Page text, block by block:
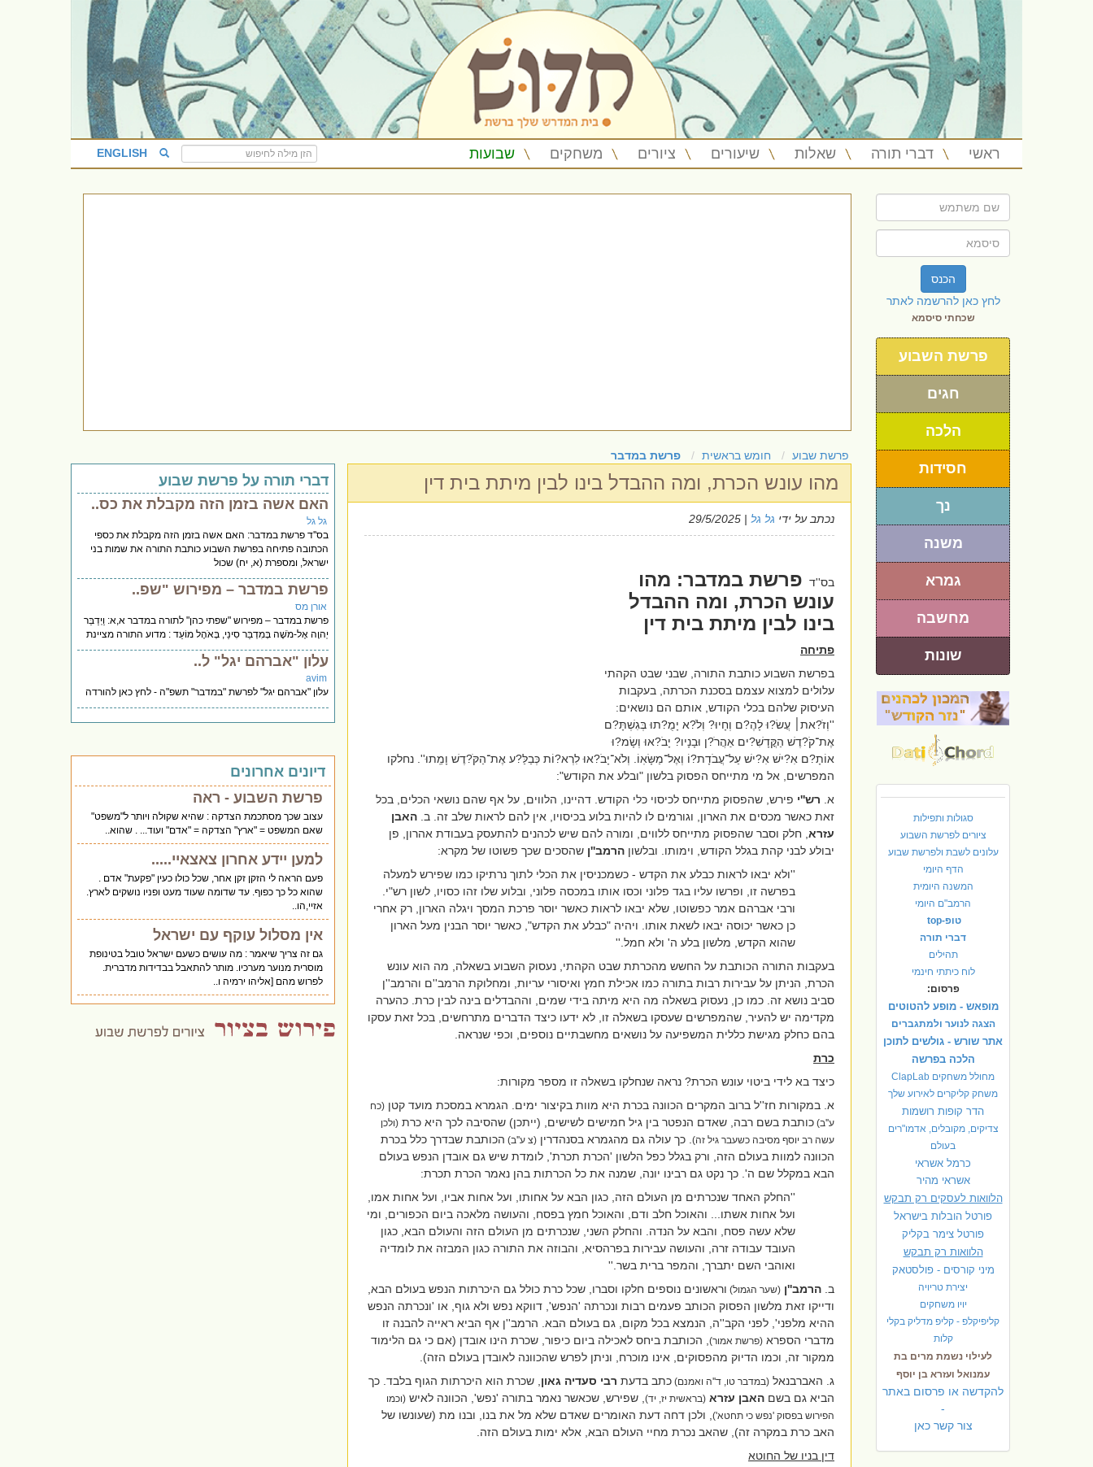
ראשי דברי תורה שאלות שיעורים ציורים משחקים שבועות ENGLISH
הכנס
לחץ כאן להרשמה לאתר
שכחתי סיסמא
פרשת השבוע
חגים
הלכה
חסידות
נך
משנה
גמרא
מחשבה
שונות
סגולות ותפילות
ציורים לפרשת השבוע
עלונים לשבת ולפרשת שבוע
הדף היומי
המשנה היומית
הרמב"ם היומי
טופ-top
דברי תורה
תהילים
לוח כיתתי חינמי
פרסום:
מופאש - מופע להטוטים
הצגה לנוער ולמתגברים
אתר שורש - גולשים לתוכן
הלכה בפרשה
מחולל משחקים ClapLab
משחק קליקרים לאירוע שלך
הדר קופות רושמות
צדיקים, מקובלים, אדמו"רים
בעולם
כרמל אשראי
אשראי מהיר
הלוואות לעסקים רק תבקש
פורטל הובלות בישראל
פורטל צימר בקליק
הלוואות רק תבקש
מיני קורסים - פולסטאק
יצירת טריויה
יויו משחקים
קליפיקלפ - קליפ מדליק בקלי
קלות
לעילוי נשמת מרים בת
עמנואל ועזרא בן יוסף
להקדשה או פרסום באתר
-
צור קשר כאן
פרשת שבוע חומש בראשית פרשת במדבר
מהו עונש הכרת, ומה ההבדל בינו לבין מיתת בית דין
נכתב על ידי גל גל | 29/5/2025
בס''ד פרשת במדבר: מהו
עונש הכרת, ומה ההבדל
בינו לבין מיתת בית דין
פתיחה
בפרשת השבוע כותבת התורה, שבני שבט הקהתי
עלולים למצוא עצמם בסכנת הכרתה, בעקבות
העיסוק שלהם בכלי הקודש, אותם הם נושאים:
''וְזֹ?את׀ עֲשׂ?וּ לָהֶ?ם וְחָיוּ? וְלֹ?א יָמֻ?תוּ בְּגִשְׁתָּ?ם
אֶת־קֹ?דֶשׁ הַקֳּדָשִׁ?ים אַהֲרֹ?ן וּבָנָיו? יָבֹ?אוּ וְשָׂמ?וּ
אוֹתָ?ם אִ?ישׁ אִ?ישׁ עַל־עֲבֹדָת?וֹ וְאֶל־מַשָּׂאֽוֹ.
וְלֹא־יָבֹ?אוּ לִרְא?וֹת כְּבַלַּ?ע אֶת־הַקֹּ?דֶשׁ וָמֵֽתוּ''. נחלקו
המפרשים, אל מי מתייחס הפסוק בלשון "ובלע את הקודש":
א. רש''י פירש, שהפסוק מתייחס לכיסוי כלי הקודש. דהיינו, הלווים, על אף שהם נושאי הכלים, בכל
זאת כאשר מכסים את הארון, וגורמים לו להיות בלוע בכיסויו, אין להם לראות שלב זה. ב. האבן
עזרא , חלק וסבר שהפסוק מתייחס ללווים, ומורה להם שיש לכהנים להתעסק בעבודת אהרון, פן
יבולע לבני קהת בגלל הקודש, וימותו. ובלשון הרמב''ן שהסכים שכך פשוטו של מקרא:
''ולא יבאו לראות כבלע את הקדש - כשמכניסין את הכלי לתוך נרתיקו כמו שפירש למעלה
בפרשה זו, ופרשו עליו בגד פלוני וכסו אותו במכסה פלוני, ובלוע שלו זהו כסויו, לשון רש"י.
ורבי אברהם אמר כפשוטו, שלא יבאו לראות כאשר יוסר פרכת המסך ויגלה הארון, רק אחרי
כן כאשר יכוסה יבאו לשאת אותו. ויהיה "כבלע את הקדש", כאשר יוסר הבנין מעל הארון
שהוא הקדש, מלשון בלע ה' ולא חמל.''
בעקבות התורה הכותבת על החשש מהכרתת שבט הקהתי, נעסוק השבוע בשאלה, מה הוא עונש
הכרת, הניתן על עבירות רבות בתורה כמו אכילת חמץ ואיסורי עריות, ומחלוקת הרמב''ם והרמב''ן
סביב נושא זה. כמו כן, נעסוק בשאלה מה היא מיתה בידי שמים, וההבדלים בינה לבין כרת. כהערה
מקדימה יש להעיר, שהמפרשים שעסקו בשאלה זו, לא ידעו כיצד הדברים מתרחשים, בכל זאת עסקו
בהם כחלק מגישת כללית המשפיעה על נושאים מחשבתיים נוספים, וכפי שנראה.
כרת
כיצד בא לידי ביטוי עונש הכרת? נראה שנחלקו בשאלה זו מספר מקורות:
א. במקורות חז''ל ברוב המקרים הכוונה בכרת היא מוות בקיצור ימים. הגמרא במסכת מועד קטן (כח
ע''ב) כותבת בשם רבה, שאדם הנפטר בין גיל חמישים לשישים, (ייתכן) שהסיבה לכך היא כרת (ולכן
עשה רב יוסף מסיבה כשעבר גיל זה) . כך עולה גם מהגמרא בסנהדרין (צ ע''ב) הכותבת שבדרך כלל בכרת
הכוונה למוות בעולם הזה, ורק בגלל כפל הלשון 'הכרת תכרת', לומדת שיש גם אובדן הנפש בעולם
הבא במקלל שם ה'. כך נקט גם רבינו יונה, שמנה את כל הכרתות בהן נאמר הכרת תכרת:
''החלק האחד שנכרתים מן העולם הזה, כגון הבא על אחותו, ועל אחות אביו, ועל אחות אמו,
ועל אחות אשתו... והאוכל חלב ודם, והאוכל חמץ בפסח, והעושה מלאכה ביום הכפורים, ומי
שלא עשה פסח, והבא על הנדה.
והחלק השני, שנכרתים מן העולם הזה והעולם הבא, כגון
העובד עבודה זרה, והעושה עבירות בפרהסיא, והבוזה את התורה כגון המבזה את לומדיה
ואוהבי השם יתברך, והמפר ברית בשר. ''
ב. הרמב''ן (שער הגמול) וראשונים נוספים חלקו וסברו, שכל כרת כולל גם היכרתות הנפש בעולם הבא,
ודייקו זאת מלשון הפסוק הכותב פעמים רבות ונכרתה 'הנפש', דווקא נפש ולא גוף, או 'ונכרתה הנפש
ההיא מלפני', לפני הקב''ה, הנמצא בכל מקום, גם בעולם הבא. הרמב''ן אף הביא ראייה להבנה זו
מדברי הספרא (פרשת אמור) , הכותבת ביחס לאכילה ביום כיפור, שכרת הינו אובדן (אם כי גם הלימוד
ממקור זה, וכמו הדיוק מהפסוקים, אינו מוכרח, וניתן לפרש שהכוונה לאובדן בעולם הזה).
ג. האברבנאל (במדבר טו, ד''ה ואמנם) כתב בדעת רבי סעדיה גאון , שכרת הוא היכרתות הגוף בלבד. כך
הביא גם בשם האבן עזרא (בראשית יז, יד) , שפירש, שכאשר נאמר בתורה 'נפש', הכוונה לאיש (וכמו
הפירוש בפסוק 'נפש כי תחטא') , ולכן דחה דעת האומרים שאדם שלא מל את בנו, ובנו מת (שעונשו של
האב כרת במקרה זה), שהאב נכרת מחיי העולם הבא, אלא ימות בעולם הזה.
דין בניו של החוטא
דברי תורה על פרשת שבוע
האם אשה בזמן הזה מקבלת את כס..
גל גל
בס''ד פרשת במדבר: האם אשה בזמן הזה מקבלת את כספי
הכתובה פתיחה בפרשת השבוע כותבת התורה את שמות בני
ישראל, ומספרת (א, יח) שכול
פרשת במדבר – מפירוש "שפ..
אורן מס
פרשת במדבר – מפירוש "שפתי כהן" לתורה במדבר א,א: וַיְדַבֵּר
יְהוָה אֶל-מֹשֶׁה בְּמִדְבַּר סִינַי, בְּאֹהֶל מוֹעֵד : מדוע התורה מציינת
עלון "אברהם יגל" ל..
avim
עלון "אברהם יגל" לפרשת "במדבר" תשפ"ה - לחץ כאן להורדה
דיונים אחרונים
פרשת השבוע - ראה
עצוב שכך מסתכמת הצדקה : שהיא שקולה ויותר ל"משפט"
שאם המשפט = "ארץ" הצדקה = "אדם" ועוד... . שהוא..
למען יידע אחרון צאצאיי.....
פעם הראה לי הזקן זקן אחר, שכל כולו כעין "פקעת" אדם .
שהוא כל כך כפוף. עד שדומה שעוד מעט ופניו נושקים לארץ.
אזיי,הו..
אין מסלול עוקף עם ישראל
גם זה צריך שיאמר : מה עושים כשעם ישראל טובל בטינופת
מוסרית מנוער מערכיו. מותר להתאבל בבדידות מדברית.
לפרוש מהם [אליהו ירמיה ו..